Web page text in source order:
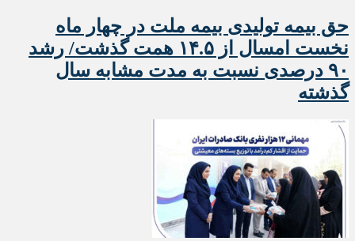
حق بیمه تولیدی بیمه ملت در چهار ماه
نخست امسال از ۱۴.۵ همت گذشت/ رشد
۹۰ درصدی نسبت به مدت مشابه سال
گذشته